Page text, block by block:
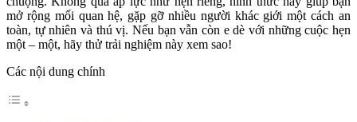
mở rộng mối quan hệ, gặp gỡ nhiều người khác giới một cách an
toàn, tự nhiên và thú vị. Nếu bạn vẫn còn e dè với những cuộc hẹn
một – một, hãy thử trải nghiệm này xem sao!
Các nội dung chính